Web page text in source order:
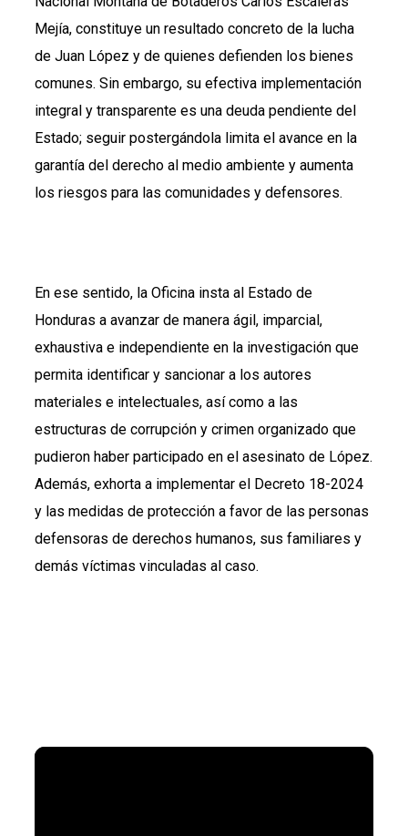
Mejía, constituye un resultado concreto de la lucha
de Juan López y de quienes defienden los bienes
comunes. Sin embargo, su efectiva implementación
integral y transparente es una deuda pendiente del
Estado; seguir postergándola limita el avance en la
garantía del derecho al medio ambiente y aumenta
los riesgos para las comunidades y defensores.
En ese sentido, la Oficina insta al Estado de
Honduras a avanzar de manera ágil, imparcial,
exhaustiva e independiente en la investigación que
permita identificar y sancionar a los autores
materiales e intelectuales, así como a las
estructuras de corrupción y crimen organizado que
pudieron haber participado en el asesinato de López.
Además, exhorta a implementar el Decreto 18-2024
y las medidas de protección a favor de las personas
defensoras de derechos humanos, sus familiares y
demás víctimas vinculadas al caso.